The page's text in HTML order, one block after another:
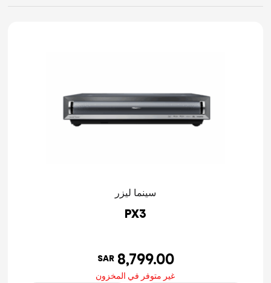
سينما ليزر
PX3
SAR8,799.00
غير متوفر في المخزون